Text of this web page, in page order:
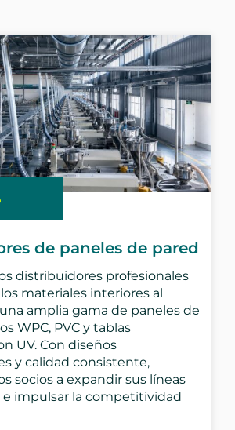
de paneles de pared
distribuidores profesionales
materiales interiores al
amplia gama de paneles de
WPC, PVC y tablas
UV. Con diseños
y calidad consistente,
socios a expandir sus líneas
impulsar la competitividad